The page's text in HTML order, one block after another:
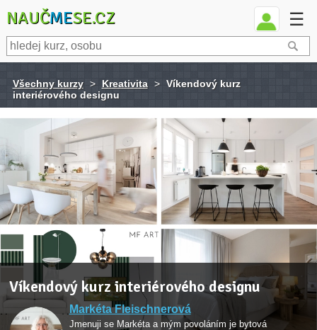
NAUČMESE.CZ ☰
Všechny kurzy > Kreativita > Víkendový kurz
interiérového designu
Víkendový kurz interiérového designu
Markéta Fleischnerová
Jmenuji se Markéta a mým povoláním je bytová